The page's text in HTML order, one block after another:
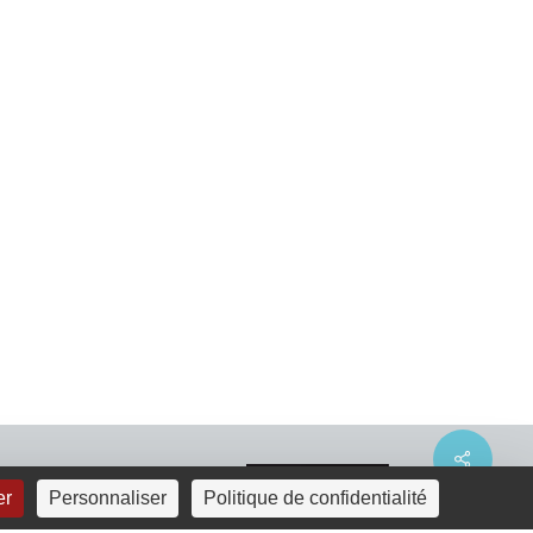
Share
Personnaliser Politique de confidentialité